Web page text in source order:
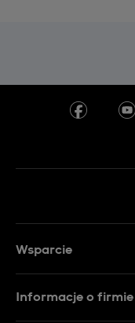
Wsparcie
Informacje o firmie